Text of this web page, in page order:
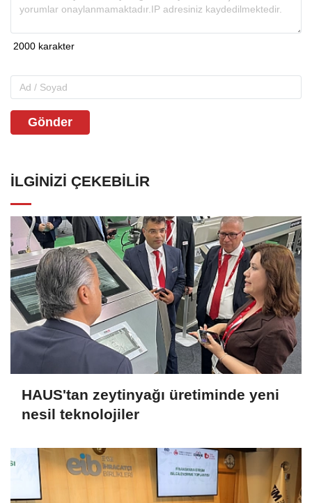
Gönder
İLGINIZI ÇEKEBILIR
HAUS'tan zeytinyağı üretiminde yeni
nesil teknolojiler